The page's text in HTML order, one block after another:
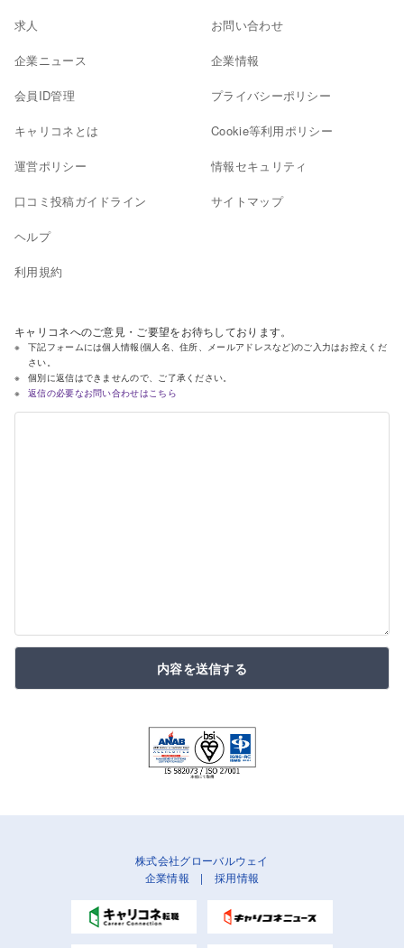
求人
企業ニュース
会員ID管理
キャリコネとは
運営ポリシー
口コミ投稿ガイドライン
ヘルプ
利用規約
お問い合わせ
企業情報
プライバシーポリシー
Cookie等利用ポリシー
情報セキュリティ
サイトマップ
キャリコネへのご意見・ご要望をお待ちしております。
下記フォームには個人情報(個人名、住所、メールアドレスなど)のご入力はお控えくだ
さい。
個別に返信はできませんので、ご了承ください。
返信の必要なお問い合わせはこちら
内容を送信する
株式会社グローバルウェイ
企業情報 | 採用情報